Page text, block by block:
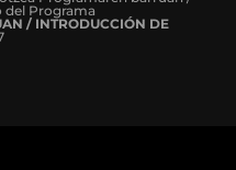
del Programa
/ INTRODUCCIÓN DE